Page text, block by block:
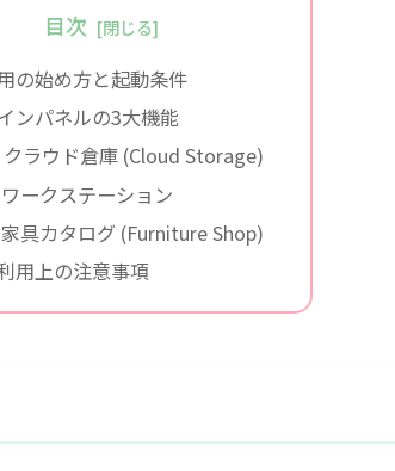
目次
の始め方と起動条件
ンパネルの3大機能
ラウド倉庫 (Cloud Storage)
ークステーション
具カタログ (Furniture Shop)
用上の注意事項